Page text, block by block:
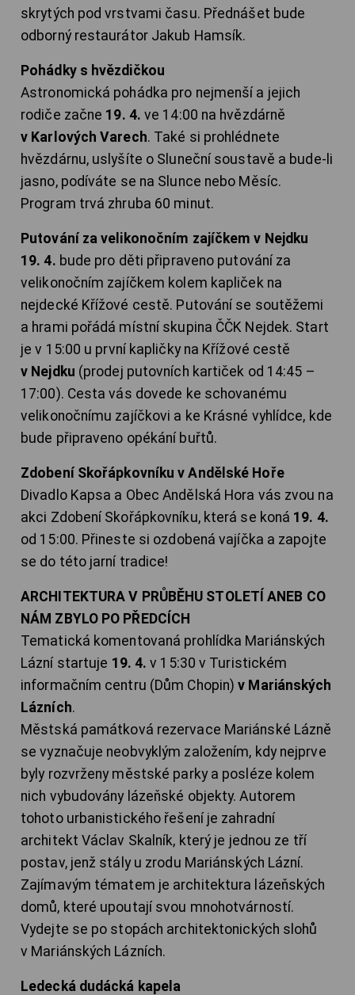
skrytých pod vrstvami času. Přednášet bude
odborný restaurátor Jakub Hamsík.
Pohádky s hvězdičkou
Astronomická pohádka pro nejmenší a jejich
rodiče začne 19. 4. ve 14:00 na hvězdárně
v Karlových Varech. Také si prohlédnete
hvězdárnu, uslyšíte o Sluneční soustavě a bude-li
jasno, podíváte se na Slunce nebo Měsíc.
Program trvá zhruba 60 minut.
Putování za velikonočním zajíčkem v Nejdku
19. 4. bude pro děti připraveno putování za
velikonočním zajíčkem kolem kapliček na
nejdecké Křížové cestě. Putování se soutěžemi
a hrami pořádá místní skupina ČČK Nejdek. Start
je v 15:00 u první kapličky na Křížové cestě
v Nejdku (prodej putovních kartiček od 14:45 –
17:00). Cesta vás dovede ke schovanému
velikonočnímu zajíčkovi a ke Krásné vyhlídce, kde
bude připraveno opékání buřtů.
Zdobení Skořápkovníku v Andělské Hoře
Divadlo Kapsa a Obec Andělská Hora vás zvou na
akci Zdobení Skořápkovníku, která se koná 19. 4.
od 15:00. Přineste si ozdobená vajíčka a zapojte
se do této jarní tradice!
ARCHITEKTURA V PRŮBĚHU STOLETÍ ANEB CO
NÁM ZBYLO PO PŘEDCÍCH
Tematická komentovaná prohlídka Mariánských
Lázní startuje 19. 4. v 15:30 v Turistickém
informačním centru (Dům Chopin)v Mariánských
Lázních.
Městská památková rezervace Mariánské Lázně
se vyznačuje neobvyklým založením, kdy nejprve
byly rozvrženy městské parky a posléze kolem
nich vybudovány lázeňské objekty. Autorem
tohoto urbanistického řešení je zahradní
architekt Václav Skalník, který je jednou ze tří
postav, jenž stály u zrodu Mariánských Lázní.
Zajímavým tématem je architektura lázeňských
domů, které upoutají svou mnohotvárností.
Vydejte se po stopách architektonických slohů
v Mariánských Lázních.
Ledecká dudácká kapela